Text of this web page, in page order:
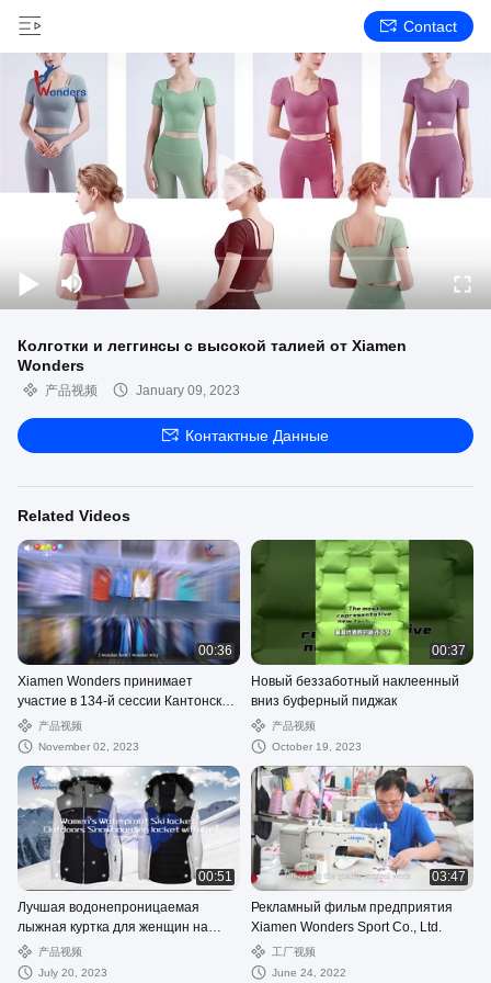
Contact
Колготки и леггинсы с высокой талией от Xiamen
Wonders
产品视频 January 09, 2023
Контактные Данные
Related Videos
00:36
Xiamen Wonders принимает
участие в 134-й сессии Кантонской
ярмарки
产品视频
November 02, 2023
00:37
Новый беззаботный наклеенный
вниз буферный пиджак
产品视频
October 19, 2023
00:51
Лучшая водонепроницаемая
лыжная куртка для женщин на
открытом воздухе,
сноубордическая куртка с мехом
产品视频
July 20, 2023
03:47
Рекламный фильм предприятия
Xiamen Wonders Sport Co., Ltd.
工厂视频
June 24, 2022